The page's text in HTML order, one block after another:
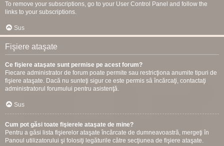
To remove your subscriptions, go to your User Control Panel and follow the
links to your subscriptions.
Sus
Fişiere ataşate
Ce fişiere ataşate sunt permise pe acest forum?
Fiecare administrator de forum poate permite sau restricţiona anumite tipuri de
fişiere ataşate. Dacă nu sunteţi sigur ce este permis sâ încărcaţi, contactaţi
administratorul forumului pentru asistenţă.
Sus
Cum pot găsi toate fişierele ataşate de mine?
Pentru a găsi lista fişierelor ataşate încărcate de dumneavoastră, mergeţi în
Panoul utilizatorului şi folosiţi legăturile către secţiunea de fişiere ataşate.